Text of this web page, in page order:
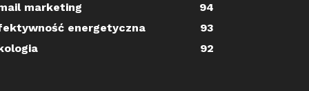
marketing
94
energetyczna
93
92